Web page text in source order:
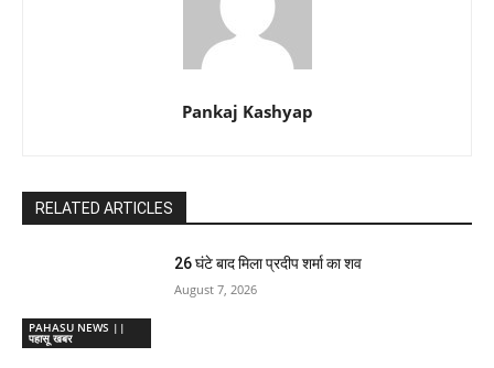
Pankaj Kashyap
RELATED ARTICLES
PAHASU NEWS ||
पहासू खबर
26 घंटे बाद मिला प्रदीप शर्मा का शव
August 7, 2026